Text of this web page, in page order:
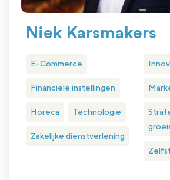
Niek Karsmakers
E-Commerce
Financiele instellingen
Horeca Technologie
Zakelijke dienstverlening